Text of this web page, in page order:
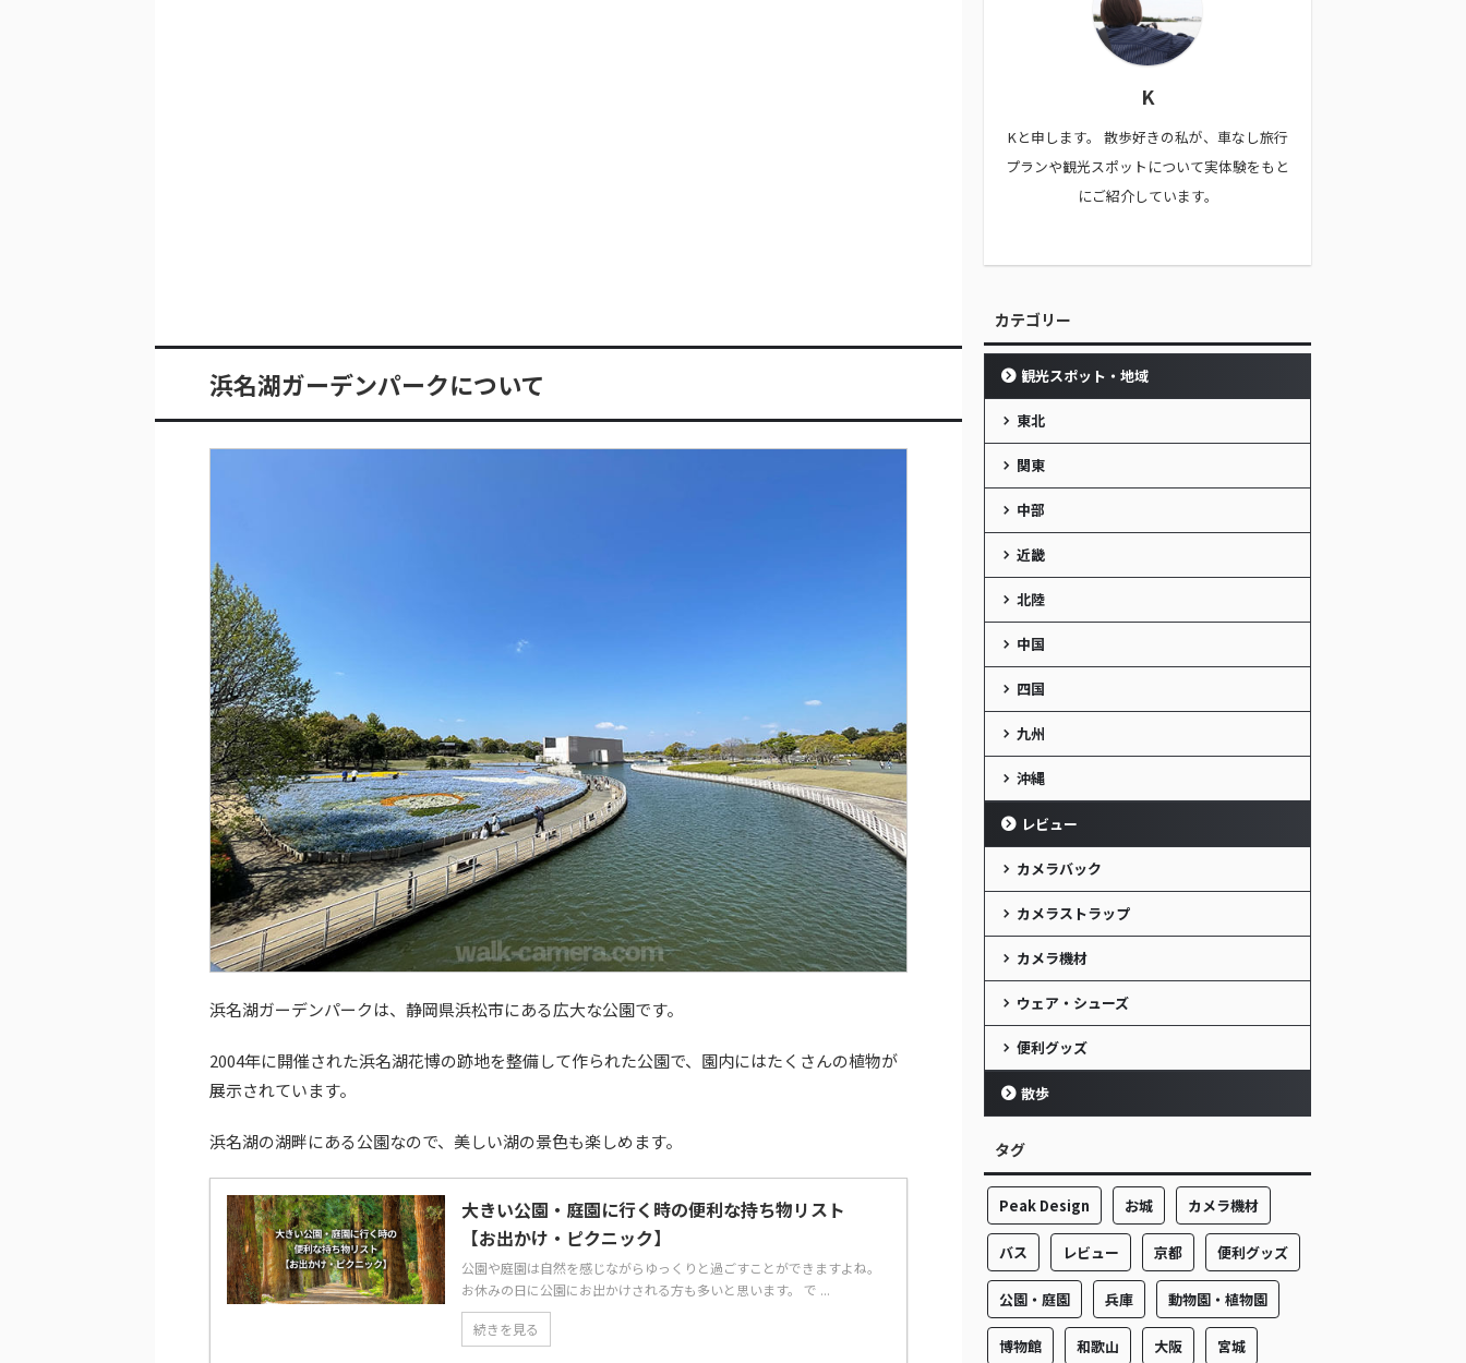
浜名湖ガーデンパークについて
浜名湖ガーデンパークは、静岡県浜松市にある広大な公園です。
2004年に開催された浜名湖花博の跡地を整備して作られた公園で、園内にはたくさんの植物が
展示されています。
浜名湖の湖畔にある公園なので、美しい湖の景色も楽しめます。
大きい公園・庭園に行く時の便利な持ち物リスト
【お出かけ・ピクニック】
公園や庭園は自然を感じながらゆっくりと過ごすことができますよね。
お休みの日に公園にお出かけされる方も多いと思います。 で ...
続きを見る
K
Kと申します。 散歩好きの私が、車なし旅行
プランや観光スポットについて実体験をもと
にご紹介しています。
カテゴリー
観光スポット・地域
東北
関東
中部
近畿
北陸
中国
四国
九州
沖縄
レビュー
カメラバック
カメラストラップ
カメラ機材
ウェア・シューズ
便利グッズ
散歩
タグ
Peak Design お城 カメラ機材
バス レビュー 京都 便利グッズ
公園・庭園 兵庫 動物園・植物園
博物館 和歌山 大阪 宮城